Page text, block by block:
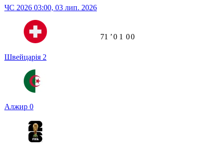
ЧС 2026 03:00, 03 лип. 2026
Швейцарія 2
Алжир 0
71 ʼ0 1 00